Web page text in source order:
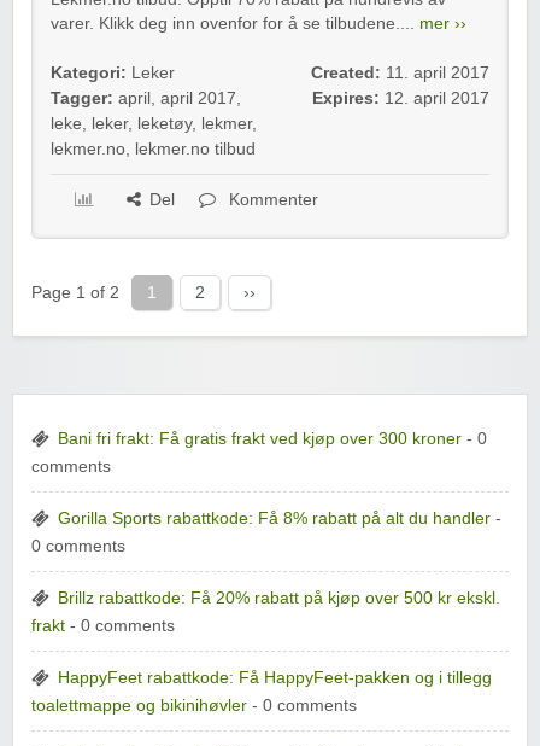
varer. Klikk deg inn ovenfor for å se tilbudene.... mer ››
Kategori: Leker
Tagger: april , april 2017,
leke, leker, leketøy, lekmer,
lekmer.no, lekmer.no tilbud
Created: 11. april 2017
Expires: 12. april 2017
Del Kommenter
Page 1 of 2 1 2 ››
Bani fri frakt: Få gratis frakt ved kjøp over 300 kroner - 0
comments
Gorilla Sports rabattkode: Få 8% rabatt på alt du handler -
0 comments
Brillz rabattkode: Få 20% rabatt på kjøp over 500 kr ekskl.
frakt - 0 comments
HappyFeet rabattkode: Få HappyFeet-pakken og i tillegg
toalettmappe og bikinihøvler - 0 comments